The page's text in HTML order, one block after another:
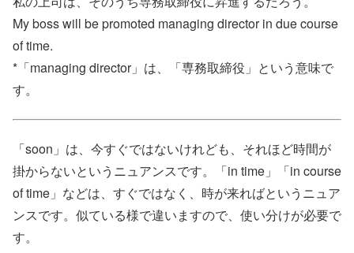
My boss will be promoted managing director in due course
of time.
*「managing director」は、「専務取締役」という意味で
す。
「soon」は、今すぐではないけれども、それほど時間が
掛からないというニュアンスです。「in time」「in course
of time」などは、すぐではなく、時が来ればというニュア
ンスです。似ている様で違いますので、使い分けが必要で
す。